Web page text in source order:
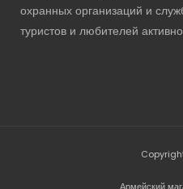
охранных организаций и
туристов и любителей